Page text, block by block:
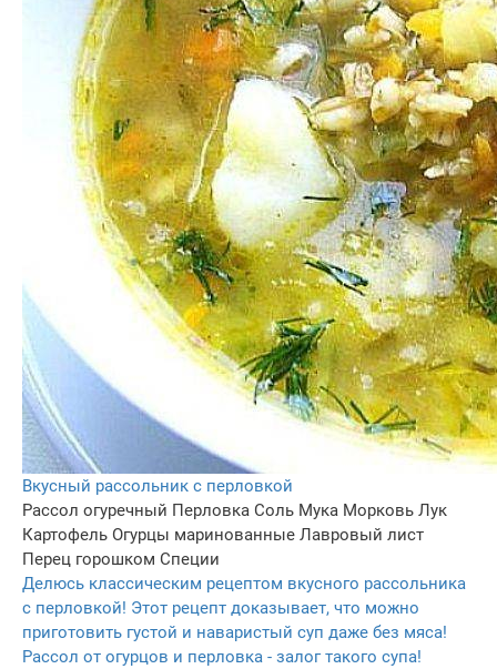
Вкусный рассольник с перловкой
Рассол огуречный Перловка Соль Мука Морковь Лук
Картофель Огурцы маринованные Лавровый лист
Перец горошком Специи
Делюсь классическим рецептом вкусного рассольника
с перловкой! Этот рецепт доказывает, что можно
приготовить густой и наваристый суп даже без мяса!
Рассол от огурцов и перловка - залог такого супа!